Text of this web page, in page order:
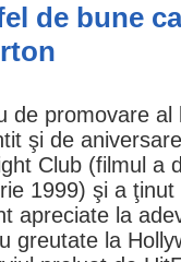
de bune
de promovare
şi de
Club (filmul a
1999) şi a
apreciate la
greutate la